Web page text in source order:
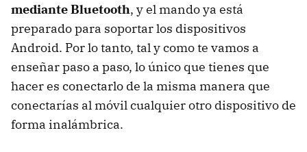
mediante Bluetooth, y el mando ya está
preparado para soportar los dispositivos
Android. Por lo tanto, tal y como te vamos a
enseñar paso a paso, lo único que tienes que
hacer es conectarlo de la misma manera que
conectarías al móvil cualquier otro dispositivo de
forma inalámbrica.